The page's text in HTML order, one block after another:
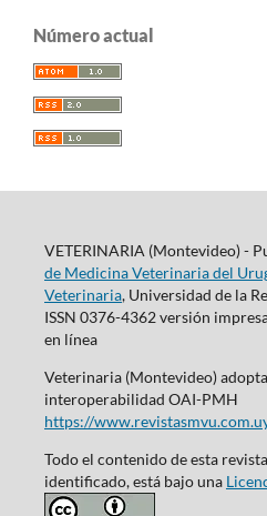
Número actual
VETERINARIA (Montevideo) -
de Medicina Veterinaria del
Veterinaria, Universidad de la
ISSN 0376-4362 versión
en línea
Veterinaria (Montevideo)
interoperabilidad OAI-PMH
https://
Todo el contenido de esta
identificado, está bajo una